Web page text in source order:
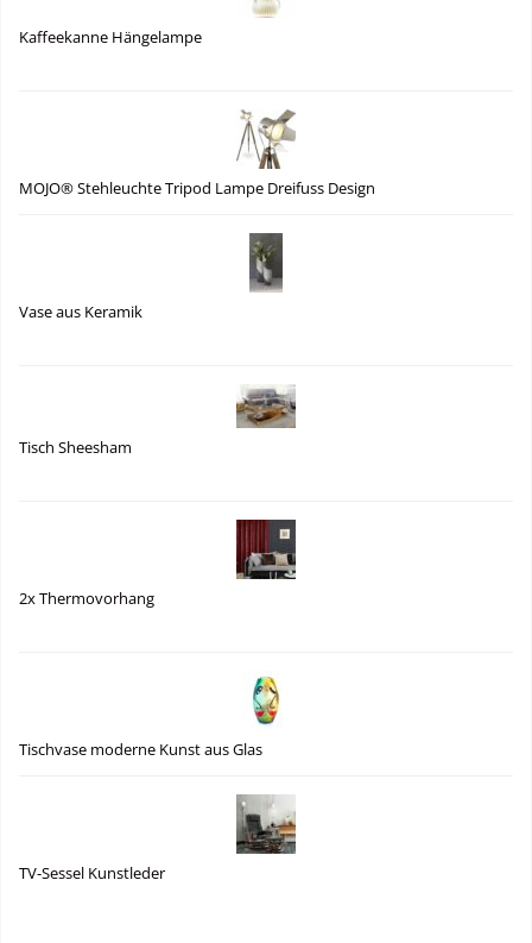
Kaffeekanne Hängelampe
MOJO® Stehleuchte Tripod Lampe Dreifuss Design
Vase aus Keramik
Tisch Sheesham
2x Thermovorhang
Tischvase moderne Kunst aus Glas
TV-Sessel Kunstleder